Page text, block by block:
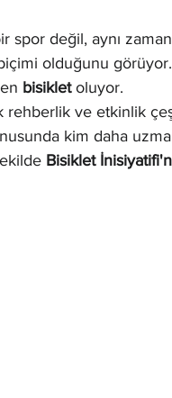
spor değil, aynı
olduğunu
bisiklet oluyor.
rehberlik ve etkinlik
kim daha
Bisiklet